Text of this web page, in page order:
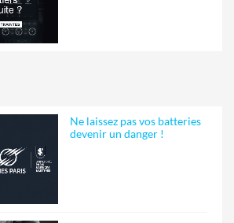
Ne laissez pas vos batteries
devenir un danger !